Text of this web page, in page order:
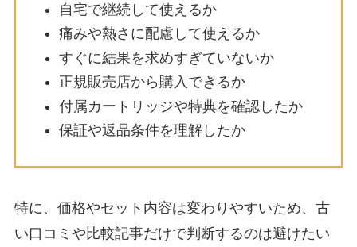
自宅で継続して使えるか
痛みや熱さに配慮して使えるか
すぐに結果を求めすぎていないか
正規販売店から購入できるか
付属カートリッジや特典を確認したか
保証や返品条件を理解したか
特に、価格やセット内容は変わりやすいため、古
い口コミや比較記事だけで判断するのは避けたい